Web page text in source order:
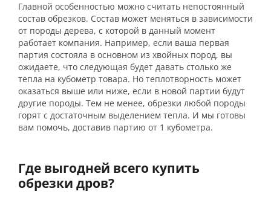
Главной особенностью можно считать непостоянный
состав обрезков. Состав может меняться в зависимости
от породы дерева, с которой в данный момент
работает компания. Например, если ваша первая
партия состояла в основном из хвойных пород, вы
ожидаете, что следующая будет давать столько же
тепла на кубометр товара. Но теплотворность может
оказаться выше или ниже, если в новой партии будут
другие породы. Тем не менее, обрезки любой породы
горят с достаточным выделением тепла. И мы готовы
вам помочь, доставив партию от 1 кубометра.
Где выгодней всего купить
обрезки дров?